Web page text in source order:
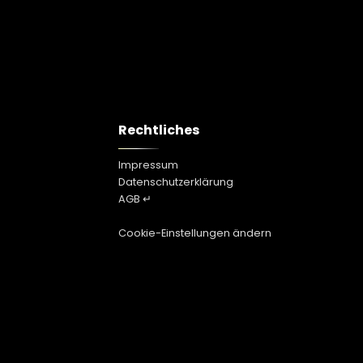
Rechtliches
Impressum
Datenschutzerklärung
AGB ↵
Cookie-Einstellungen ändern